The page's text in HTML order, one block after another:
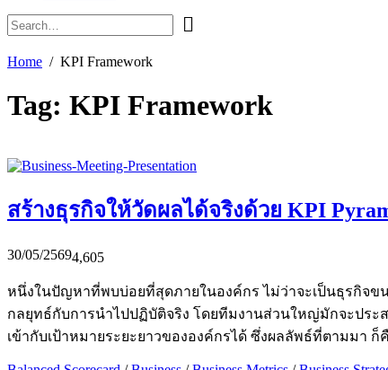
Home KPI Framework
Tag: KPI Framework
สร้างธุรกิจให้วัดผลได้จริงด้วย KPI
30/05/25694,605
หนึ่งในปัญหาที่พบบ่อยที่สุดภายในองค์กร ไม่ว่าจะเป็นธุรกิจข
กลยุทธ์กับการนำไปปฏิบัติจริง โดยทีมงานส่วนใหญ่มักจะประ
เข้ากับเป้าหมายระยะยาวขององค์กรได้ ซึ่งผลลัพธ์ที่ตามมา